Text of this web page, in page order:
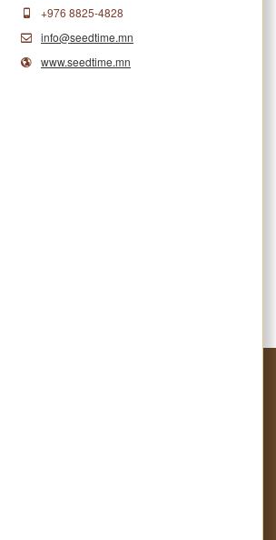
+976 8825-4828
info@seedtime.mn
www.seedtime.mn